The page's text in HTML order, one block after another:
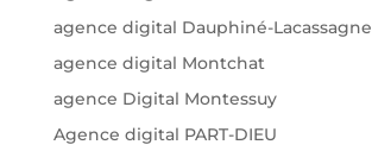
agence digital Dauphiné-Lacassagne
agence digital Montchat
agence Digital Montessuy
Agence digital PART-DIEU